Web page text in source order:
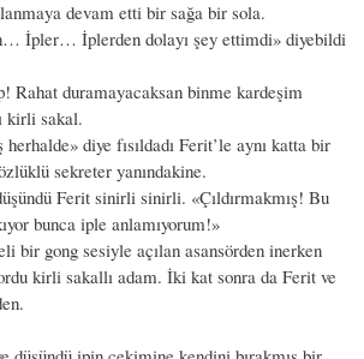
devam etti bir sağa bir sola.
İpler… İplerden dolayı şey ettimdi» diyebildi
Rahat duramayacaksan binme kardeşim
kirli sakal.
herhalde» diye fısıldadı Ferit’le aynı katta bir
sekreter yanındakine.
Ferit sinirli sinirli. «Çıldırmakmış! Bu
bunca iple anlamıyorum!»
bir gong sesiyle açılan asansörden inerken
kirli sakallı adam. İki kat sonra da Ferit ve